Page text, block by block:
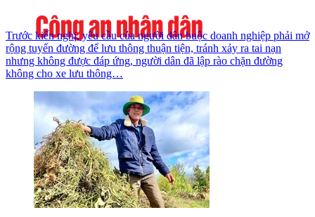
Trước kiến nghị, yêu cầu của người dân buộc doanh nghiệp phải mở
rộng tuyến đường để lưu thông thuận tiện, tránh xảy ra tai nạn
nhưng không được đáp ứng, người dân đã lập rào chặn đường
không cho xe lưu thông…